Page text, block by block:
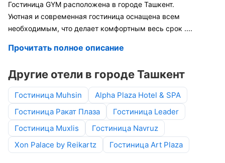
Гостиница GYM расположена в городе Ташкент.
Уютная и современная гостиница оснащена всем
необходимым, что делает комфортным весь срок ....
Прочитать полное описание
Другие отели в городе Ташкент
Гостиница Muhsin
Alpha Plaza Hotel & SPA
Гостиница Ракат Плаза
Гостиница Leader
Гостиница Muxlis
Гостиница Navruz
Xon Palace by Reikartz
Гостиница Art Plaza